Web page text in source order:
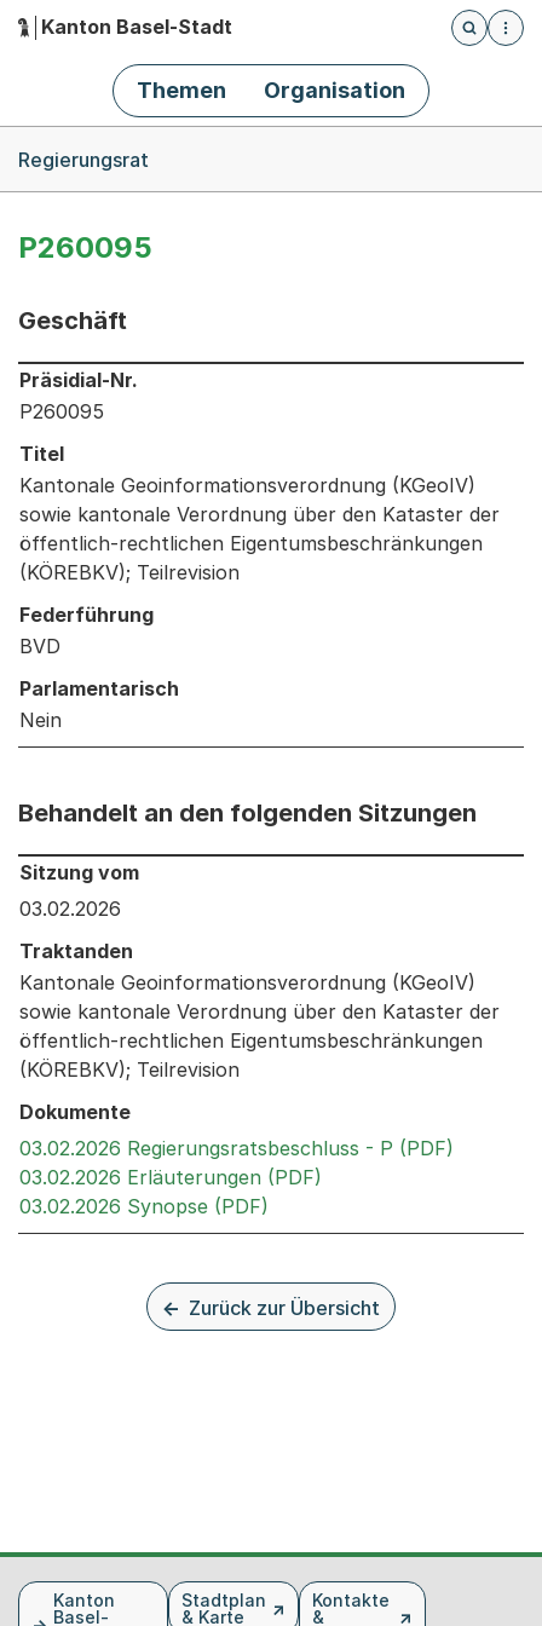
Hauptnavigation
Kanton Basel-Stadt
Öffnet
Themen Organisation
Regierungsrat
P260095
Geschäft
Informationen zum Ausgewählten Geschäft
Präsidial-Nr.
P260095
Titel
Kantonale Geoinformationsverordnung (KGeoIV)
sowie kantonale Verordnung über den Kataster der
öffentlich-rechtlichen Eigentumsbeschränkungen
(KÖREBKV); Teilrevision
Federführung
BVD
Parlamentarisch
Nein
Behandelt an den folgenden Sitzungen
Behandelt an den folgenden Sitzungen: Informationen
Sitzung vom
03.02.2026
Traktanden
Kantonale Geoinformationsverordnung (KGeoIV)
sowie kantonale Verordnung über den Kataster der
öffentlich-rechtlichen Eigentumsbeschränkungen
(KÖREBKV); Teilrevision
Dokumente
03.02.2026 Regierungsratsbeschluss - P (PDF)
03.02.2026 Erläuterungen (PDF)
03.02.2026 Synopse (PDF)
Zurück zur Übersicht
FusszeileKanton
Basel-
Stadtplan
& Karte
Kontakte
&